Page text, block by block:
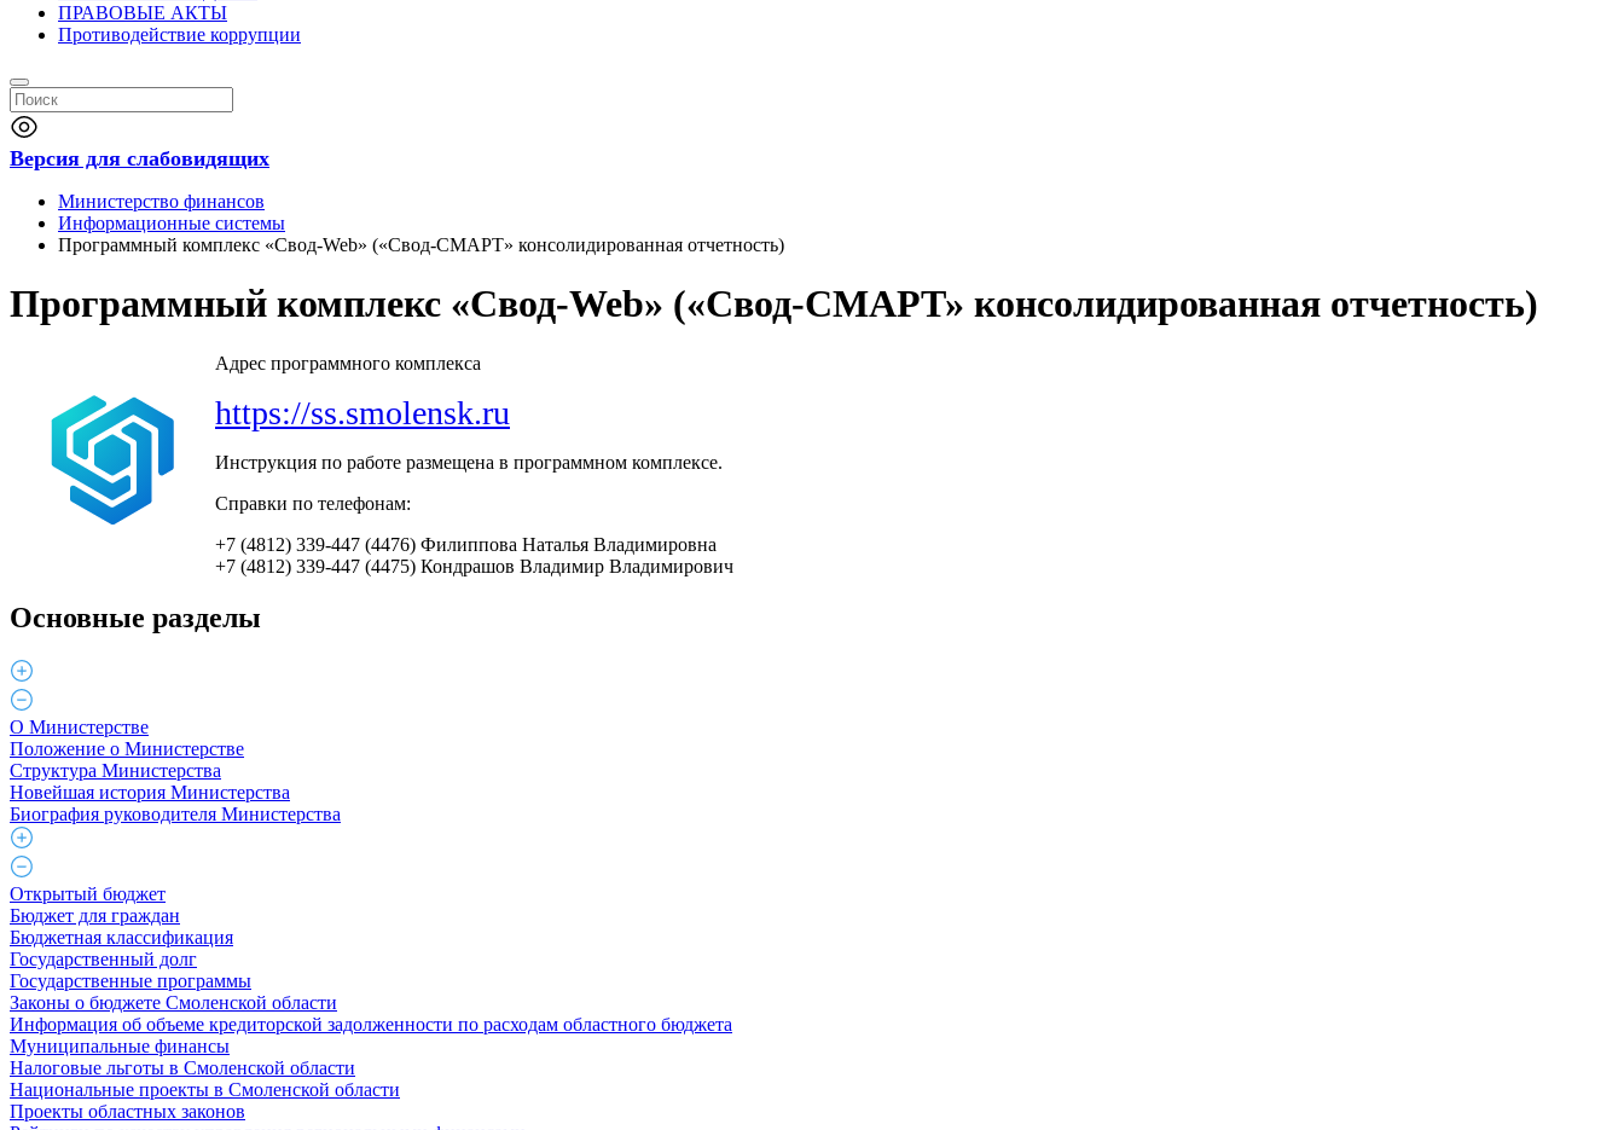
ПРАВОВЫЕ АКТЫ
Противодействие коррупции
Версия для слабовидящих
Министерство финансов
Информационные системы
Программный комплекс «Свод-Web» («Свод-СМАРТ» консолидированная отчетность)
Программный комплекс «Свод-Web» («Свод-СМАРТ» консолидированная отчетность)
Адрес программного комплекса
https://ss.smolensk.ru
Инструкция по работе размещена в программном комплексе.
Справки по телефонам:
+7 (4812) 339-447 (4476) Филиппова Наталья Владимировна
+7 (4812) 339-447 (4475) Кондрашов Владимир Владимирович
Основные разделы
О Министерстве
Положение о Министерстве
Структура Министерства
Новейшая история Министерства
Биография руководителя Министерства
Открытый бюджет
Бюджет для граждан
Бюджетная классификация
Государственный долг
Государственные программы
Законы о бюджете Смоленской области
Информация об объеме кредиторской задолженности по расходам областного бюджета
Муниципальные финансы
Налоговые льготы в Смоленской области
Национальные проекты в Смоленской области
Проекты областных законов